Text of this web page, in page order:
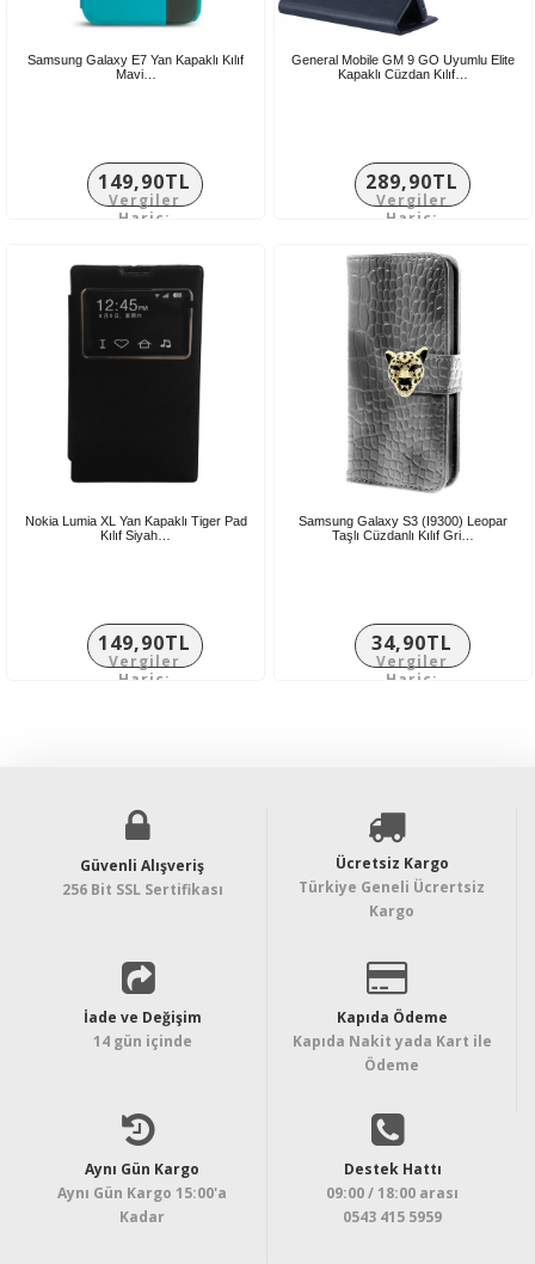
Samsung Galaxy E7 Yan Kapaklı Kılıf
Mavi…
149,90TL
Vergiler
Hariç:
General Mobile GM 9 GO Uyumlu Elite
Kapaklı Cüzdan Kılıf…
289,90TL
Vergiler
Hariç:
Nokia Lumia XL Yan Kapaklı Tiger Pad
Kılıf Siyah…
149,90TL
Vergiler
Hariç:
Samsung Galaxy S3 (I9300) Leopar
Taşlı Cüzdanlı Kılıf Gri…
34,90TL
Vergiler
Hariç:
Güvenli Alışveriş
256 Bit SSL Sertifikası
Ücretsiz Kargo
Türkiye Geneli Ücrertsiz
Kargo
İade ve Değişim
14 gün içinde
Kapıda Ödeme
Kapıda Nakit yada Kart ile
Ödeme
Aynı Gün Kargo
Aynı Gün Kargo 15:00'a
Kadar
Destek Hattı
09:00 / 18:00 arası
0543 415 5959